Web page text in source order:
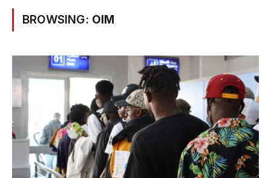
BROWSING: OIM